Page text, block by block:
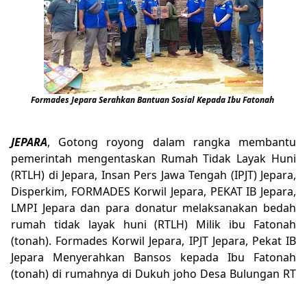
Formades Jepara Serahkan Bantuan Sosial Kepada Ibu Fatonah
JEPARA, Gotong royong dalam rangka membantu
pemerintah mengentaskan Rumah Tidak Layak Huni
(RTLH) di Jepara, Insan Pers Jawa Tengah (IPJT) Jepara,
Disperkim, FORMADES Korwil Jepara, PEKAT IB Jepara,
LMPI Jepara dan para donatur melaksanakan bedah
rumah tidak layak huni (RTLH) Milik ibu Fatonah
(tonah). Formades Korwil Jepara, IPJT Jepara, Pekat IB
Jepara Menyerahkan Bansos kepada Ibu Fatonah
(tonah) di rumahnya di Dukuh joho Desa Bulungan RT